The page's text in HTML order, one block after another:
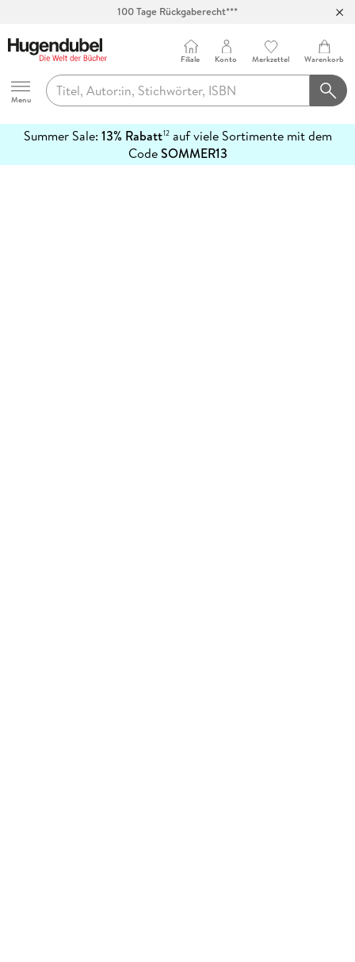
100 Tage Rückgaberecht***
Hugendubel
Menu
Filiale Konto Merkzettel Warenkorb
Summer Sale: 13% Rabatt12auf viele Sortimente mit dem
CodeSOMMER13
erfahren